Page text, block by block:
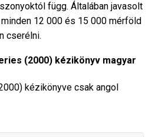
függ. Általában javasolt
12 000 és 15 000 mérföld
cserélni.
(2000) kézikönyv magyar
kézikönyve csak angol